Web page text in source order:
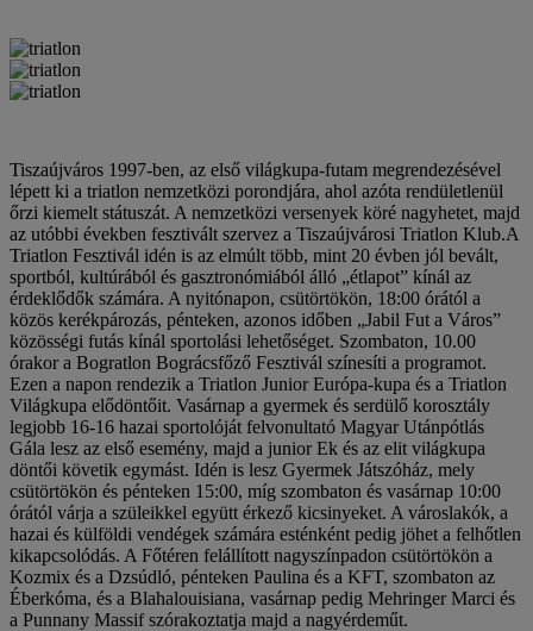
Tiszaújváros 1997-ben, az első világkupa-futam megrendezésével
lépett ki a triatlon nemzetközi porondjára, ahol azóta rendületlenül
őrzi kiemelt státuszát. A nemzetközi versenyek köré nagyhetet, majd
az utóbbi években fesztivált szervez a Tiszaújvárosi Triatlon Klub.A
Triatlon Fesztivál idén is az elmúlt több, mint 20 évben jól bevált,
sportból, kultúrából és gasztronómiából álló „étlapot” kínál az
érdeklődők számára. A nyitónapon, csütörtökön, 18:00 órától a
közös kerékpározás, pénteken, azonos időben „Jabil Fut a Város”
közösségi futás kínál sportolási lehetőséget. Szombaton, 10.00
órakor a Bogratlon Bográcsfőző Fesztivál színesíti a programot.
Ezen a napon rendezik a Triatlon Junior Európa-kupa és a Triatlon
Világkupa elődöntőit. Vasárnap a gyermek és serdülő korosztály
legjobb 16-16 hazai sportolóját felvonultató Magyar Utánpótlás
Gála lesz az első esemény, majd a junior Ek és az elit világkupa
döntői követik egymást. Idén is lesz Gyermek Játszóház, mely
csütörtökön és pénteken 15:00, míg szombaton és vasárnap 10:00
órától várja a szüleikkel együtt érkező kicsinyeket. A városlakók, a
hazai és külföldi vendégek számára esténként pedig jöhet a felhőtlen
kikapcsolódás. A Főtéren felállított nagyszínpadon csütörtökön a
Kozmix és a Dzsúdló, pénteken Paulina és a KFT, szombaton az
Éberkóma, és a Blahalouisiana, vasárnap pedig Mehringer Marci és
a Punnany Massif szórakoztatja majd a nagyérdeműt.